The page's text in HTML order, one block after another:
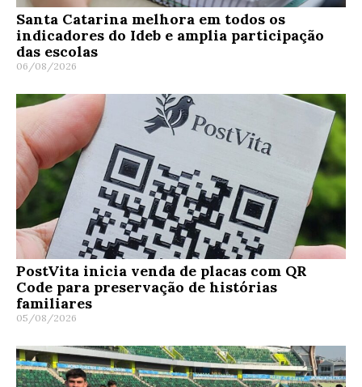
Santa Catarina melhora em todos os
indicadores do Ideb e amplia participação
das escolas
06/08/2026
PostVita inicia venda de placas com QR
Code para preservação de histórias
familiares
05/08/2026